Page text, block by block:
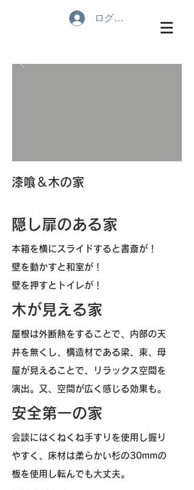
ログイン
​漆喰＆木の家
隠し扉のある家
本箱を横にスライドすると書斎が！
壁を動かすと和室が！
壁を押すとトイレが！
木が見える家
屋根は外断熱をすることで、内部の天
井を無くし、構造材である梁、束、母
屋が見えることで、リラックス空間を
演出。又、空間が広く感じる効果も。
安全第一の家
会談にはくねくね手すりを使用し握り
やすく、床材は柔らかい杉の30mmの
板を使用し転んでも大丈夫。